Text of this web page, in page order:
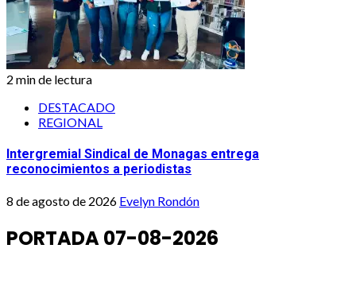
2 min de lectura
DESTACADO
REGIONAL
Intergremial Sindical de Monagas entrega
reconocimientos a periodistas
8 de agosto de 2026 Evelyn Rondón
PORTADA 07-08-2026